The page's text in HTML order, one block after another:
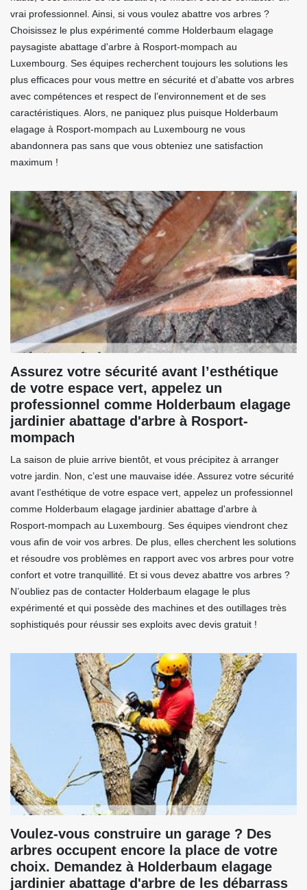
vrai professionnel. Ainsi, si vous voulez abattre vos arbres ?
Choisissez le plus expérimenté comme Holderbaum elagage
paysagiste abattage d'arbre à Rosport-mompach au
Luxembourg. Ses équipes recherchent toujours les solutions les
plus efficaces pour vous mettre en sécurité et d’abatte vos arbres
avec compétences et respect de l’environnement et de ses
caractéristiques. Alors, ne paniquez plus puisque Holderbaum
elagage à Rosport-mompach au Luxembourg ne vous
abandonnera pas sans que vous obteniez une satisfaction
maximum !
Assurez votre sécurité avant l’esthétique
de votre espace vert, appelez un
professionnel comme Holderbaum elagage
jardinier abattage d'arbre à Rosport-
mompach
La saison de pluie arrive bientôt, et vous précipitez à arranger
votre jardin. Non, c’est une mauvaise idée. Assurez votre sécurité
avant l’esthétique de votre espace vert, appelez un professionnel
comme Holderbaum elagage jardinier abattage d'arbre à
Rosport-mompach au Luxembourg. Ses équipes viendront chez
vous afin de voir vos arbres. De plus, elles cherchent les solutions
et résoudre vos problèmes en rapport avec vos arbres pour votre
confort et votre tranquillité. Et si vous devez abattre vos arbres ?
N’oubliez pas de contacter Holderbaum elagage le plus
expérimenté et qui possède des machines et des outillages très
sophistiqués pour réussir ses exploits avec devis gratuit !
Voulez-vous construire un garage ? Des
arbres occupent encore la place de votre
choix. Demandez à Holderbaum elagage
jardinier abattage d'arbre de les débarrass